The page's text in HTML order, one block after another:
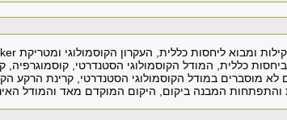
כללית, המודל הקוסמולוגי הסטנדרטי,
לא מוסברים במודל הקוסמולוגי הסטנדרטי, קרינת הרקע
והתפתחות המבנה ביקום, היקום המוקדם מאד והמודל